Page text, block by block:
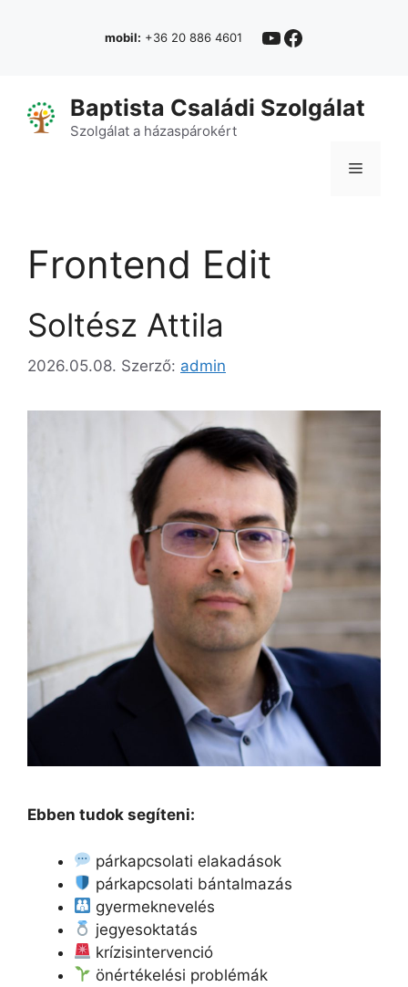
mobil: +36 20 886 4601 YouTube
Facebook
Baptista Családi Szolgálat
Szolgálat a házaspárokért
Menü
Frontend Edit
Soltész Attila
2026.05.08. Szerző: admin
Ebben tudok segíteni:
párkapcsolati elakadások
párkapcsolati bántalmazás
gyermeknevelés
jegyesoktatás
krízisintervenció
önértékelési problémák